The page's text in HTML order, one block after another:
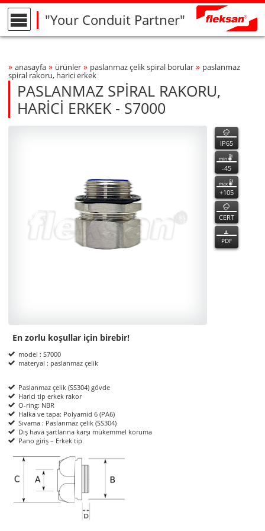
"Your Conduit Partner"
Breadcrumbs Navigation
» anasayfa » ürünler » paslanmaz çeli̇k spi̇ral borular » paslanmaz
spi̇ral rakoru, hari̇ci̇ erkek
PASLANMAZ SPİRAL RAKORU,
HARİCİ ERKEK - S7000
S7000
S7000 özellikler
IP65
min
-45
max
+105
CERT
PDF
Product Informations
En zorlu koşullar için birebir!
model : S7000
materyal : paslanmaz çelik
Paslanmaz çelik (SS304) gövde
Harici tip erkek rakor
O-ring: NBR
Halka ve tapa: Polyamid 6 (PA6)
Sıvama : Paslanmaz çelik (SS304)
Dış hava şartlarına karşı mükemmel koruma
Pano giriş – Erkek tip
ölçüler